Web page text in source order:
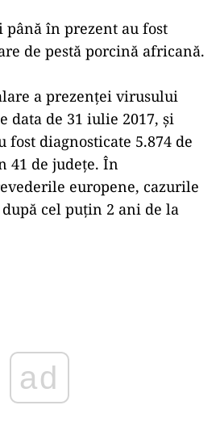
până în prezent au fost
de pestă porcină africană.
a prezenţei virusului
data de 31 iulie 2017, şi
fost diagnosticate 5.874 de
41 de judeţe. În
europene, cazurile
cel puţin 2 ani de la
ad